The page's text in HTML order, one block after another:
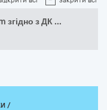
згідно з ДК ...
/